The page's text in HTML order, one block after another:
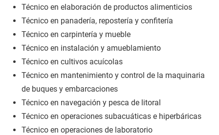
Técnico en elaboración de productos alimenticios
Técnico en panadería, repostería y confitería
Técnico en carpintería y mueble
Técnico en instalación y amueblamiento
Técnico en cultivos acuícolas
Técnico en mantenimiento y control de la maquinaria
de buques y embarcaciones
Técnico en navegación y pesca de litoral
Técnico en operaciones subacuáticas e hiperbáricas
Técnico en operaciones de laboratorio